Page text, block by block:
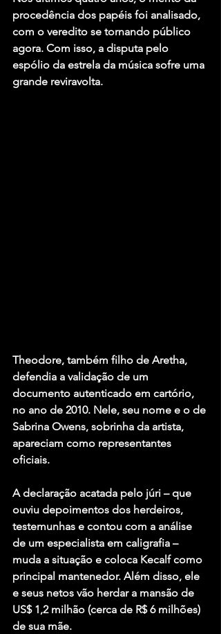
procedência dos papéis foi analisado,
com o veredito se tornando público
agora. Com isso, a disputa pelo
espólio da estrela da música sofre uma
grande reviravolta.
Theodore, também filho de Aretha,
defendia a validação de um
documento autenticado em cartório,
no ano de 2010. Nele, seu nome e o de
Sabrina Owens, sobrinha da artista,
apareciam como representantes
oficiais.
A declaração acatada pelo júri – que
ouviu depoimentos dos herdeiros,
testemunhas e contou com a análise
de um especialista em caligrafia –
muda a situação e coloca Kecalf como
principal mantenedor. Além disso, ele
e seus netos vão herdar a mansão de
US$ 1,2 milhão (cerca de R$ 6 milhões)
de sua mãe.